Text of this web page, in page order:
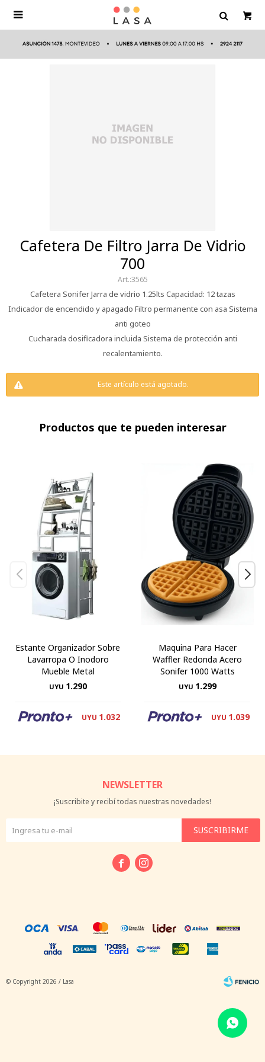

Cafetera De Filtro Jarra De Vidrio
700
3565
Cafetera Sonifer Jarra de vidrio 1.25lts Capacidad: 12 tazas
Indicador de encendido y apagado Filtro permanente con asa Sistema
anti goteo
Cucharada dosificadora incluida Sistema de protección anti
recalentamiento.
Este artículo está agotado.
Productos que te pueden interesar
Estante Organizador Sobre
Lavarropa O Inodoro
Mueble Metal
UYU 1.290
UYU 1.032
Maquina Para Hacer
Waffler Redonda Acero
Sonifer 1000 Watts
UYU 1.299
UYU 1.039
NEWSLETTER
¡Suscribite y recibí todas nuestras novedades!
SUSCRIBIRME
 
© Copyright 2026 / Lasa